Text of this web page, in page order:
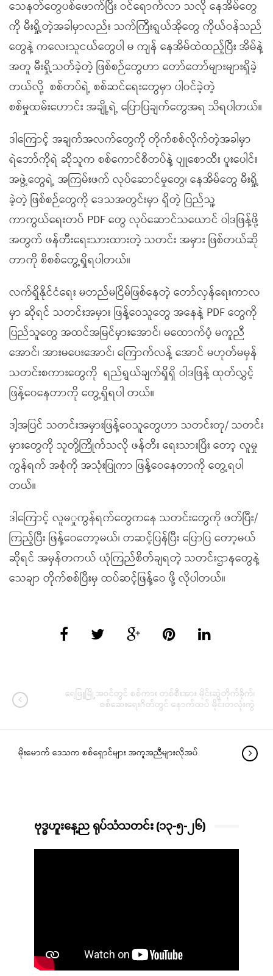
သေနတ်တွေပစ်ဖောက်ပြီး ဝင်ရောက်လာ သလို နေအိမ်တွေ
ကို မီးရှို့တဲ့အခါမှာလည်း သက်ကြီးရွယ်အိုတွေ ကိုယ်ဝန်သည်
တွေနဲ့ ကလေးသူငယ်တွေပါ မ ကျန် နေအိမ်ထဲထည့်ပြီး အိမ်နဲ့
အတူ မီးရှို့သတ်ခဲ့တဲ့ ဖြစ်စဉ်တွေဟာ တော်တော်များများရှိခဲ့
တယ်လို့ စစ်တပ်ရဲ့ စစ်ဆင်ရေးတွေမှာ ပါဝင်ခဲ့တဲ့
စစ်မှုထမ်းဟောင်း အချို့ရဲ့ ပြောပြချက်တွေအရ သိရပါတယ်။
ဒါကြောင့် အချက်အလက်တွေကို တိုက်စစ်လိုက်တဲ့အခါမှာ
ရဲဘော်ကိုရဲ ဆိုသူက စစ်ကောင်စီတပ်နဲ့ ပျူစောထီး ပူးပေါင်း
အဖွဲ့တွေရဲ့ အကြမ်းဖက် လုပ်ဆောင်မှုတွေ၊ နေအိမ်တွေ မီးရှို့
ခဲ့တဲ့ ဖြစ်စဉ်တွေကို ဒေသအတွင်းမှာ ရှိတဲ့ ပြည်သူ့
ကာကွယ်ရေးတပ် PDF တွေ လုပ်ဆောင်သယောင် ဝါဒဖြန့်ဖို့
အတွက် ဖန်တီးရေးသားထားတဲ့ သတင်း အမှား ဖြစ်တယ်ဆို
တာကို စိစစ်တွေ့ရှိရပါတယ်။
လက်ရှိနိုင်ငံရေး မတည်မငြိမ်ဖြစ်နေတဲ့ တော်လှန်ရေးကာလ
မှာ ဆိုရင် သတင်းအမှား ဖြန့်ဝေသူတွေ အနေနဲ့ PDF တွေကို
ပြည်သူတွေ အထင်အမြင်မှားအောင်၊ မထောက်ပံ့ မကူညီ
အောင်၊ အားမပေးအောင်၊ ကြောက်လန့် အောင် မဟုတ်မမှန်
သတင်းစကားတွေကို ရည်ရွယ်ချက်ရှိရှိ ဝါဒဖြန့် ထုတ်လွှင့်
ဖြန့်ဝေနေတာကို တွေ့ရှိရပါ တယ်။
ဒါ့အပြင် သတင်းအမှားဖြန့်ဝေသူတွေဟာ သတင်းတု/ သတင်း
မှားတွေကို သူတို့ကြိုက်သလို ဖန်တီး ရေးသားပြီး တော့ လူမှု
ကွန်ရက် အစုံကို‌ အသုံးပြုကာ ဖြန့်ဝေနေတာကို တွေ့ရပါ
တယ်။
ဒါကြောင့် လူမှုကွန်ရက်တွေကနေ သတင်းတွေကို ဖတ်ပြီး/
ကြည့်ပြီး ဖြန့်ဝေတော့မယ်၊ တဆင့်ပြန်ပြီး ပြောပြ တော့မယ်
ဆိုရင် အမှန်တကယ် ယုံကြည်စိတ်ချရတဲ့ သတင်းဌာနတွေနဲ့
သေချာ တိုက်စစ်ပြီးမှ ထပ်ဆင့်ဖြန့်ဝေ ဖို့ လိုပါတယ်။
ရေဖြူမြို့အဝင်တွင် စစ်ကား တစ်စီးအား မိုင်းဆွဲတိုက်ခိုက်၊
စစ်ဆေးရေးဂိတ်တွင် နောက်ထပ် မိုင်းတလုံးကွဲ
မိုးမောက် ဒေသက စစ်ရှောင်များ အကူအညီများလိုအပ်
ဗုဒ္ဓဟူးနေ့ည ရုပ်သံသတင်း (၁၃-၅-၂၆)